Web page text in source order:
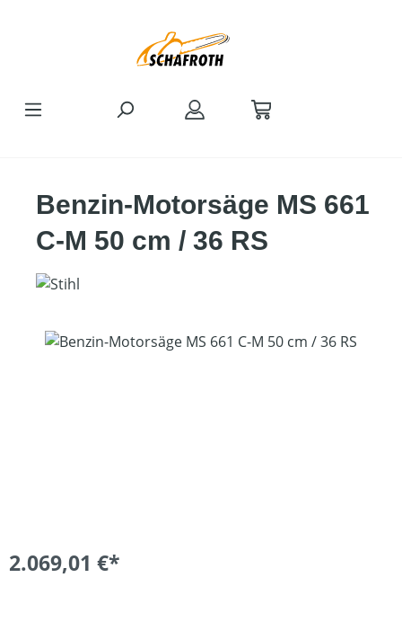
Benzin-Motorsäge MS 661
C-M 50 cm / 36 RS
Bildergalerie überspringen
2.069,01 €*